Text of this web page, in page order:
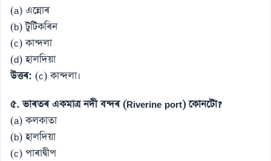
(a) এন্নোৰ
(b) টুটিকৰিন
(c) কান্দলা
(d) হালদিয়া
উত্তৰ: (c) কান্দলা।
৫. ভাৰতৰ একমাত্ৰ নদী বন্দৰ (Riverine port) কোনটো?
(a) কলকাতা
(b) হালদিয়া
(c) পাৰাদ্বীপ